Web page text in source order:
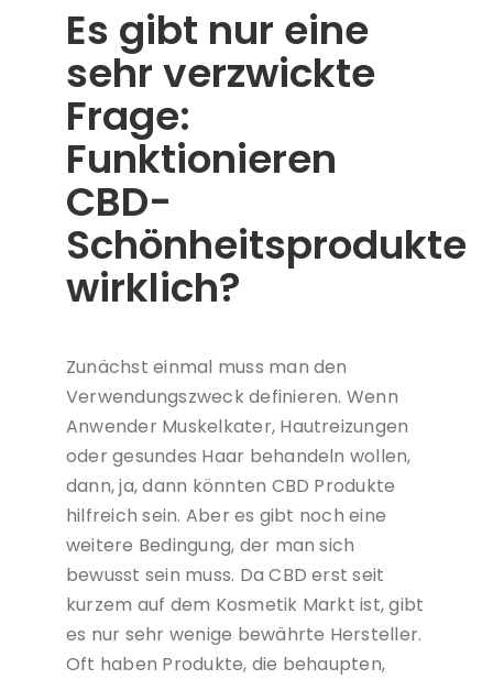
Es gibt nur eine
sehr verzwickte
Frage:
Funktionieren
CBD-
Schönheitsprodukte
wirklich?
Zunächst einmal muss man den
Verwendungszweck definieren. Wenn
Anwender Muskelkater, Hautreizungen
oder gesundes Haar behandeln wollen,
dann, ja, dann könnten CBD Produkte
hilfreich sein. Aber es gibt noch eine
weitere Bedingung, der man sich
bewusst sein muss. Da CBD erst seit
kurzem auf dem Kosmetik Markt ist, gibt
es nur sehr wenige bewährte Hersteller.
Oft haben Produkte, die behaupten,